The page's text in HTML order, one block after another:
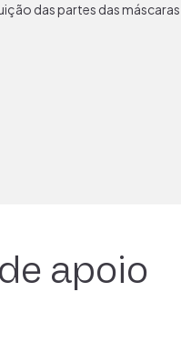
das partes das máscaras.
apoio